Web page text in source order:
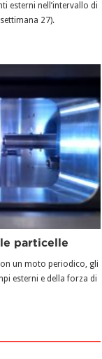
esterni nell’intervallo di
27).
particelle
un moto periodico, gli
esterni e della forza di